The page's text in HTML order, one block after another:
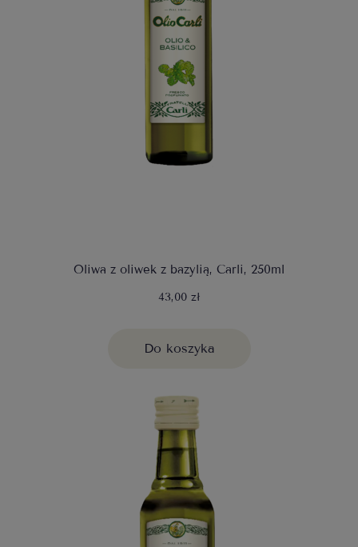
Oliwa z oliwek z bazylią, Carli, 250ml
43,00 zł
Do koszyka